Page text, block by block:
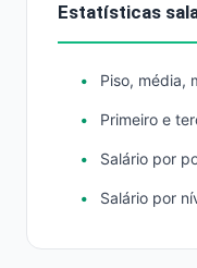
Estatísticas
Piso, média,
Primeiro e
Salário por
Salário por